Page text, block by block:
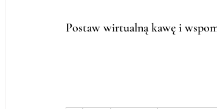
Postaw wirtualną kawę i